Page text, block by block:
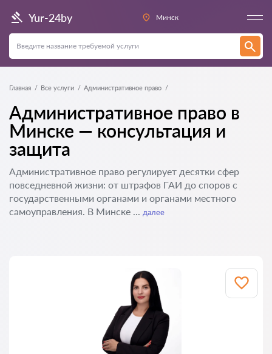
Yur-24by Минск
Главная Все услуги Административное право
Административное право в
Минске — консультация и
защита
Административное право регулирует десятки сфер
повседневной жизни: от штрафов ГАИ до споров с
государственными органами и органами местного
самоуправления. В Минске ... далее